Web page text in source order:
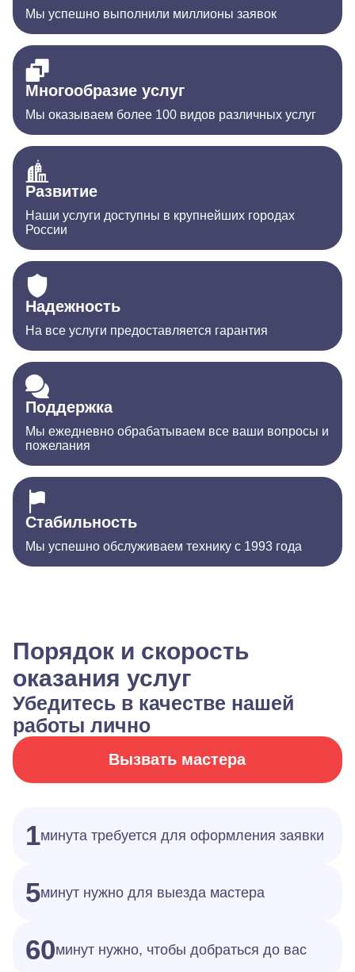
Мы успешно выполнили миллионы заявок
Многообразие услуг
Мы оказываем более 100 видов различных услуг
Развитие
Наши услуги доступны в крупнейших городах
России
Надежность
На все услуги предоставляется гарантия
Поддержка
Мы ежедневно обрабатываем все ваши вопросы и
пожелания
Стабильность
Мы успешно обслуживаем технику с 1993 года
Порядок и скорость
оказания услуг
Убедитесь в качестве нашей
работы лично
Вызвать мастера
1минута требуется для оформления заявки
5минут нужно для выезда мастера
60минут нужно, чтобы добраться до вас